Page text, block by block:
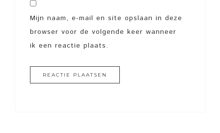
Mijn naam, e-mail en site opslaan in deze
browser voor de volgende keer wanneer
ik een reactie plaats.